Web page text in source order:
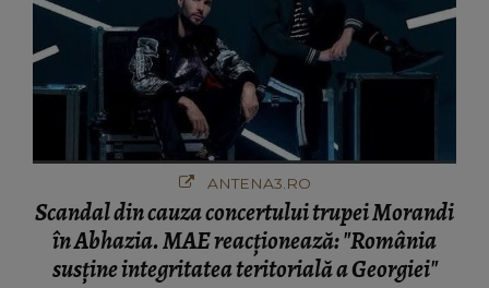
ANTENA3.RO
Scandal din cauza concertului trupei Morandi
în Abhazia. MAE reacționează: "România
susține integritatea teritorială a Georgiei"